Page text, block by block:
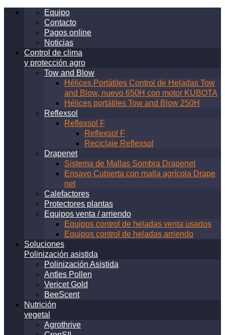
Equipo
Contacto
Pagos online
Noticias
Control de clima
y protección agro
Tow and Blow
Hélices Portátiles Control de Heladas Tow
and Blow, nuevo 650H con motor KUBOTA
Hélices portátiles Tow and Blow 250H
Reflexsol
Reflexsol F
Reflexsol F
Reciclaje Reflexsol
Drapenet
Sistema de Mallas Sombra Drapenet
Ensayo Cubierta con malla agrícola Drape
net
Calefactores
Protectores plantas
Equipos venta / arriendo
Equipos control de heladas venta usados
Equipos control de heladas arriendo
Soluciones
Polinización asistida
Polinización Asistida
Antles Pollen
Vericet Gold
BeeScent
Nutrición
vegetal
Agrothrive